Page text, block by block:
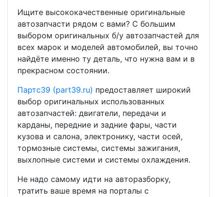
Ищите высококачественные оригинальные
автозапчасти рядом с вами? С большим
выбором оригинальных б/у автозапчастей для
всех марок и моделей автомобилей, вы точно
найдёте именно ту деталь, что нужна вам и в
прекрасном состоянии.
Партс39 (part39.ru) предоставляет широкий
выбор оригинальных использованных
автозапчастей: двигатели, передачи и
карданы, передние и задние фары, части
кузова и салона, электронику, части осей,
тормозные системы, системы зажигания,
выхлопные системи и системы охлаждения.
Не надо самому идти на авторазборку,
тратить ваше время на порталы с